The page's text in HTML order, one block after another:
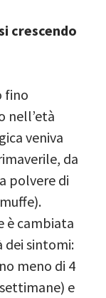
crescendo
fino
nell’età
veniva
da
polvere di
è cambiata
dei sintomi:
meno di 4
e